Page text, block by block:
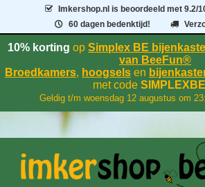
Imkershop.nl is beoordeeld met9.2/
60 dagen bedenktijd!
10% korting op Simplex BE
van BeeFun®
Broedkamers, hoogsels en
met code
Geldig t/m woensdag 12 augustus om